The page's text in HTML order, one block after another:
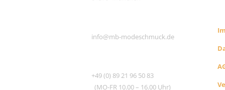
info@mb-modeschmuck.de
+49 (0) 89 21 96 50 83
(MO-FR 10.00 – 16.00 Uhr)